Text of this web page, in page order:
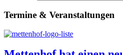
Termine & Veranstaltungen